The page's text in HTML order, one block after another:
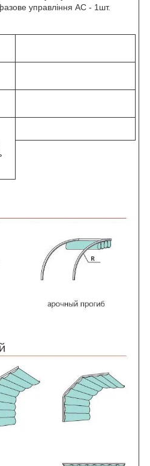
управління AC - 1шт.